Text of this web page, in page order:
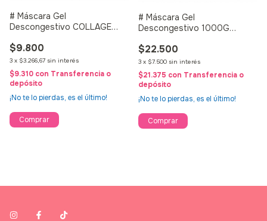
# Máscara Gel
Descongestivo COLLAGE
$9.800
3 x $3.266,67 sin interés
$9.310 con Transferencia o
depósito
¡No te lo pierdas, es el último!
# Máscara Gel
Descongestivo 1000G
$22.500
3 x $7.500 sin interés
$21.375 con Transferencia o
depósito
¡No te lo pierdas, es el último!